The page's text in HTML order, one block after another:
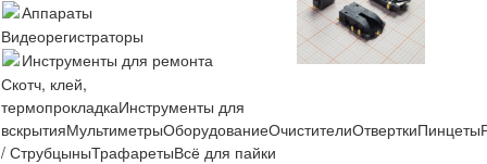
Аппараты
Видеорегистраторы
Инструменты для ремонта
Скотч, клей,
термопрокладкаИнструменты для
вскрытияМультиметрыОборудованиеОчистителиОтверткиПинцеты
/ СтрубцыныТрафаретыВсё для пайки